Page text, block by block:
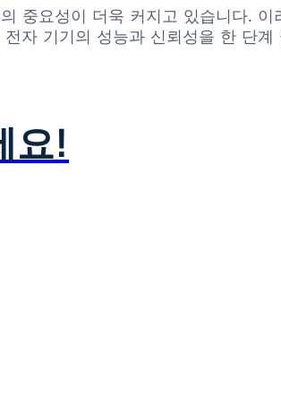
중요성이 더욱 커지고 있습니다. 이
자 기기의 성능과 신뢰성을 한 단계
요!